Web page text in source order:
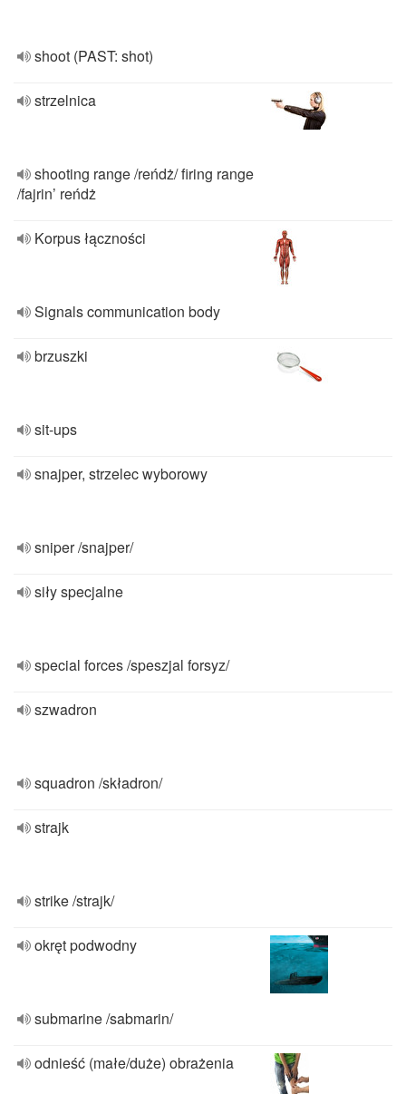
shoot (PAST: shot)
strzelnica
shooting range /reńdż/ firing range
/fajrin’ reńdż
Korpus łączności
Signals communication body
brzuszki
sit-ups
snajper, strzelec wyborowy
sniper /snajper/
siły specjalne
special forces /speszjal forsyz/
szwadron
squadron /składron/
strajk
strike /strajk/
okręt podwodny
submarine /sabmarin/
odnieść (małe/duże) obrażenia